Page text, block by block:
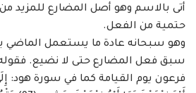
أتى بالاسم وهو أصل المضارع للمزيد من
حتمية من الفعل. ‏
وهو سبحانه عادة ما يستعمل الماضي
سبق فعل المضارع حتى لا نضيع.
فرعون يوم القيامة كما في سورة هود: